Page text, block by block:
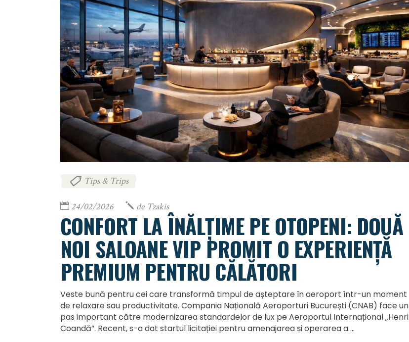
Tips & Trips
24/02/2026 de Tzakis
CONFORT LA ÎNĂLȚIME PE OTOPENI: DOUĂ
NOI SALOANE VIP PROMIT O EXPERIENȚĂ
PREMIUM PENTRU CĂLĂTORI
Veste bună pentru cei care transformă timpul de așteptare în aeroport într-un moment
de relaxare sau productivitate. Compania Națională Aeroporturi București (CNAB) face un
pas important către modernizarea standardelor de lux pe Aeroportul Internațional „Henri
Coandă”. Recent, s-a dat startul licitației pentru amenajarea și operarea a